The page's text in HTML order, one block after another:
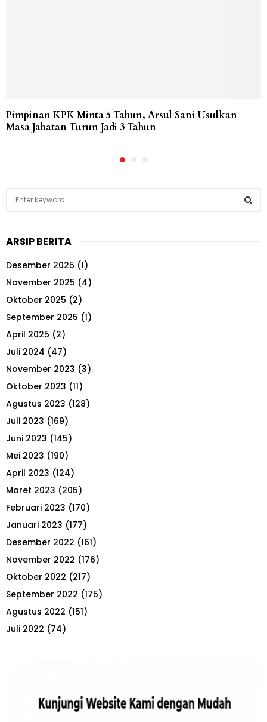
Pimpinan KPK Minta 5 Tahun, Arsul Sani Usulkan
Masa Jabatan Turun Jadi 3 Tahun
c
f
o
r
ARSIP BERITA
Desember 2025 (1)
November 2025 (4)
Oktober 2025 (2)
September 2025 (1)
April 2025 (2)
Juli 2024 (47)
November 2023 (3)
Oktober 2023 (11)
Agustus 2023 (128)
Juli 2023 (169)
Juni 2023 (145)
Mei 2023 (190)
April 2023 (124)
Maret 2023 (205)
Februari 2023 (170)
Januari 2023 (177)
Desember 2022 (161)
November 2022 (176)
Oktober 2022 (217)
September 2022 (175)
Agustus 2022 (151)
Juli 2022 (74)